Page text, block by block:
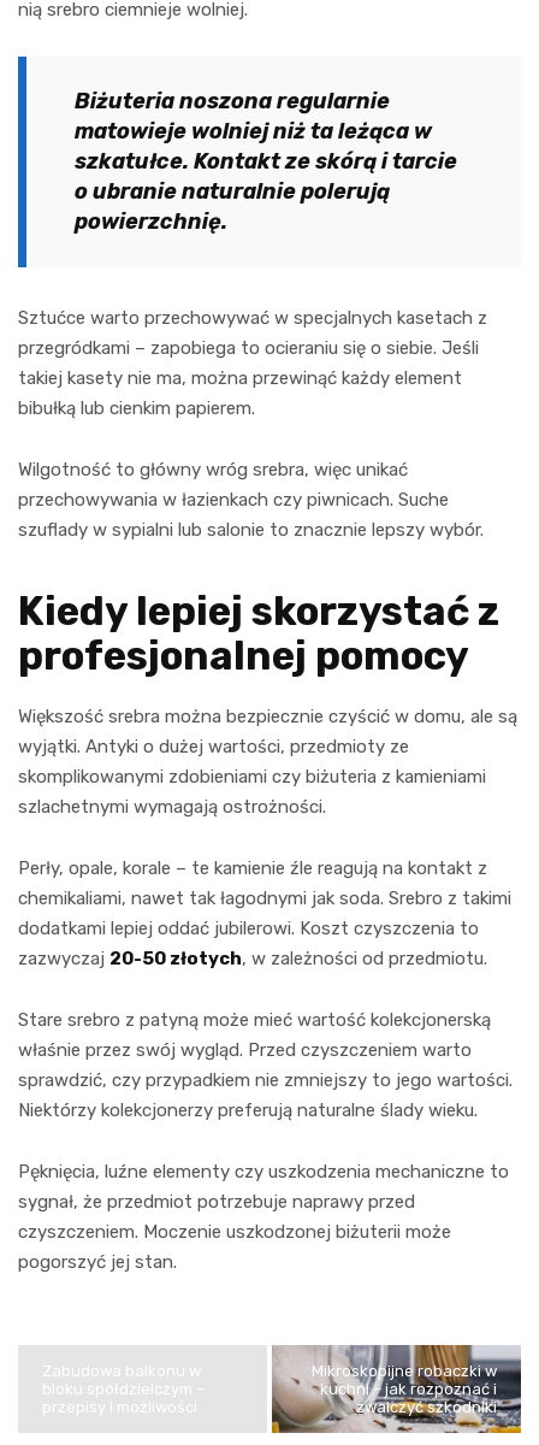
nią srebro ciemnieje wolniej.
Biżuteria noszona regularnie
matowieje wolniej niż ta leżąca w
szkatułce. Kontakt ze skórą i tarcie
o ubranie naturalnie polerują
powierzchnię.
Sztućce warto przechowywać w specjalnych kasetach z
przegródkami – zapobiega to ocieraniu się o siebie. Jeśli
takiej kasety nie ma, można przewinąć każdy element
bibułką lub cienkim papierem.
Wilgotność to główny wróg srebra, więc unikać
przechowywania w łazienkach czy piwnicach. Suche
szuflady w sypialni lub salonie to znacznie lepszy wybór.
Kiedy lepiej skorzystać z
profesjonalnej pomocy
Większość srebra można bezpiecznie czyścić w domu, ale są
wyjątki. Antyki o dużej wartości, przedmioty ze
skomplikowanymi zdobieniami czy biżuteria z kamieniami
szlachetnymi wymagają ostrożności.
Perły, opale, korale – te kamienie źle reagują na kontakt z
chemikaliami, nawet tak łagodnymi jak soda. Srebro z takimi
dodatkami lepiej oddać jubilerowi. Koszt czyszczenia to
zazwyczaj 20-50 złotych, w zależności od przedmiotu.
Stare srebro z patyną może mieć wartość kolekcjonerską
właśnie przez swój wygląd. Przed czyszczeniem warto
sprawdzić, czy przypadkiem nie zmniejszy to jego wartości.
Niektórzy kolekcjonerzy preferują naturalne ślady wieku.
Pęknięcia, luźne elementy czy uszkodzenia mechaniczne to
sygnał, że przedmiot potrzebuje naprawy przed
czyszczeniem. Moczenie uszkodzonej biżuterii może
pogorszyć jej stan.
Zabudowa balkonu w
bloku spółdzielczym –
przepisy i możliwości
Mikroskopijne robaczki w
kuchni – jak rozpoznać i
zwalczyć szkodniki